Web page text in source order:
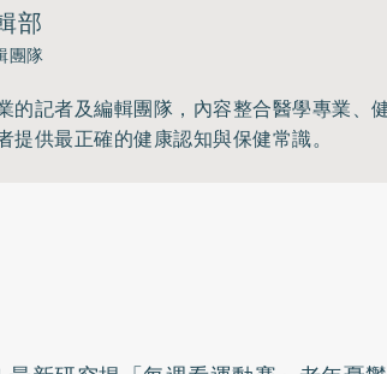
部
團隊
的記者及編輯團隊，內容整合醫學專業、
供最正確的健康認知與保健常識。